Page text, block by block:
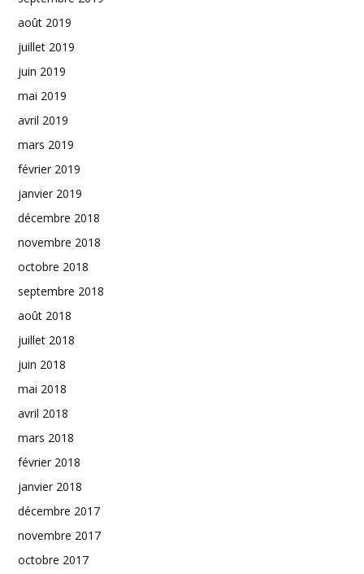
août 2019
juillet 2019
juin 2019
mai 2019
avril 2019
mars 2019
février 2019
janvier 2019
décembre 2018
novembre 2018
octobre 2018
septembre 2018
août 2018
juillet 2018
juin 2018
mai 2018
avril 2018
mars 2018
février 2018
janvier 2018
décembre 2017
novembre 2017
octobre 2017